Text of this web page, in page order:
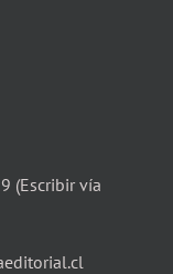
(Escribir vía